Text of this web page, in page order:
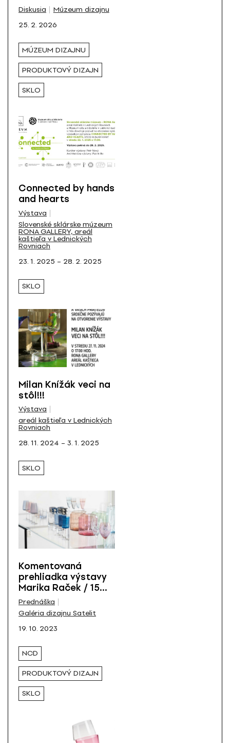
Všetky
makro mierke
Diskusia
Múzeum dizajnu
25. 2. 2026
MÚZEUM DIZAJNU
PRODUKTOVÝ DIZAJN
SKLO
Connected by hands
and hearts
Výstava
Slovenské sklárske múzeum
RONA GALLERY, areál
kaštieľa v Lednických
Rovniach
23. 1. 2025 – 28. 2. 2025
SKLO
Milan Knížák veci na
stôl!!!
Výstava
areál kaštieľa v Lednických
Rovniach
28. 11. 2024 – 3. 1. 2025
SKLO
Komentovaná
prehliadka výstavy
Marika Raček / 15
rokov so sklom
Prednáška
Galéria dizajnu Satelit
19. 10. 2023
NCD
PRODUKTOVÝ DIZAJN
SKLO